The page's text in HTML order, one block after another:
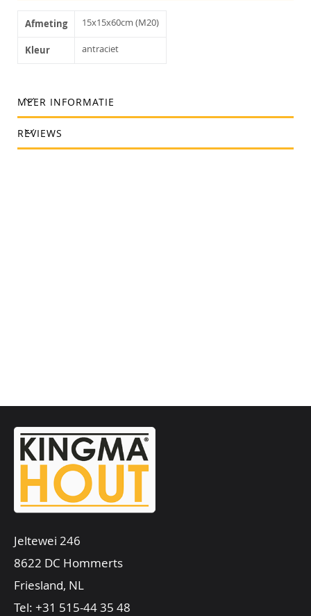
Afmeting 15x15x60cm (M20)
Kleur antraciet
MEER INFORMATIE
REVIEWS
Jeltewei 246
8622 DC Hommerts
Friesland, NL
Tel: +31 515-44 35 48